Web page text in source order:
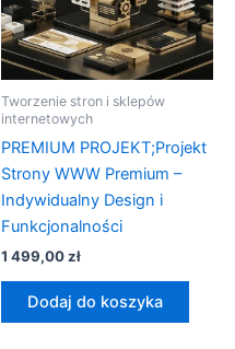
Tworzenie stron i sklepów
internetowych
PREMIUM PROJEKT;Projekt
Strony WWW Premium –
Indywidualny Design i
Funkcjonalności
1 499,00zł
Dodaj do koszyka